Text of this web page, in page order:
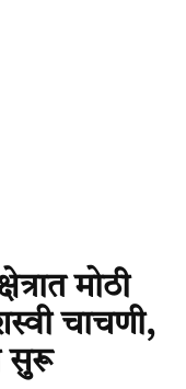
मोठी
चाचणी,
सुरू